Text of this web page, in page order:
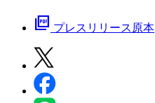
picture_as_pdf プレスリリース原本